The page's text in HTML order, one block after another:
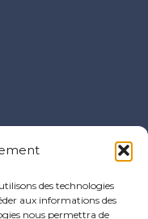
des technologies
aux informations des
nous permettra de